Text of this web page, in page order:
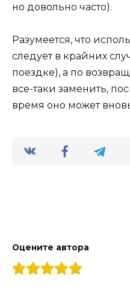
но довольно часто).
Разумеется, что
следует в крайних
поездке), а по
все-таки заменить,
время оно может
Оцените автора